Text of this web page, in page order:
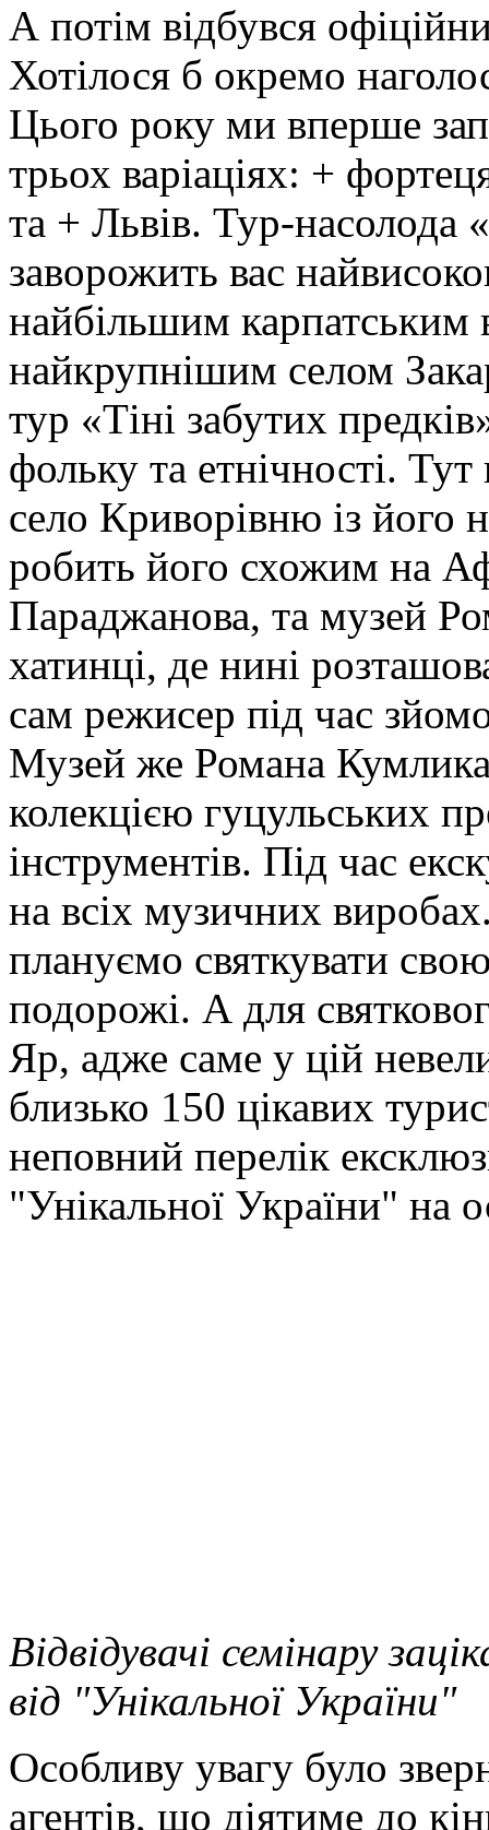
А потім відбувся
Хотілося б окремо
Цього року ми вперше
трьох варіаціях: +
та + Львів. Тур-насолода
заворожить вас
найбільшим
найкрупнішим селом
тур «Тіні забутих
фольку та етнічності.
село Криворівню із його
робить його схожим на
Параджанова, та музей
хатинці, де нині
сам режисер під час
Музей же Романа Кумлика
колекцією гуцульських
інструментів. Під час
на всіх музичних
плануємо святкувати
подорожі. А для
Яр, адже саме у цій
близько 150 цікавих
неповний перелік
"Унікальної України" на
Відвідувачі семінару
від "Унікальної України"
Особливу увагу було
агентів, що діятиме до